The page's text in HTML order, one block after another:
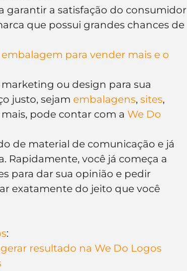
garantir a satisfação do consumidor
que possui grandes chances de
para vender mais e o
ou design para sua
justo, sejam embalagens, sites,
pode contar com a We Do
de material de comunicação e já
Rapidamente, você já começa a
para dar sua opinião e pedir
exatamente do jeito que você
:
resultado na We Do Logos